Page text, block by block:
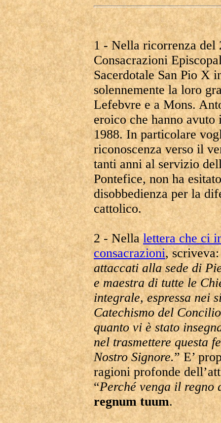
1 - Nella ricorrenza del
Consacrazioni
Sacerdotale San Pio X
solennemente la loro
Lefebvre e a Mons.
eroico che hanno
1988. In particolare
riconoscenza verso il
tanti anni al servizio
Pontefice, non ha
disobbedienza per la
cattolico.
2 - Nellalettera che ci
consacrazioni,
attaccati alla sede di
e maestra di tutte le
integrale, espressa nei
Catechismo del
quanto vi è stato
nel trasmettere questa
Nostro Signore.” E’
ragioni profonde
“Perché venga il regno
regnum tuum.